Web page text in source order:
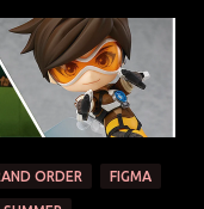
ORDER FIGMA